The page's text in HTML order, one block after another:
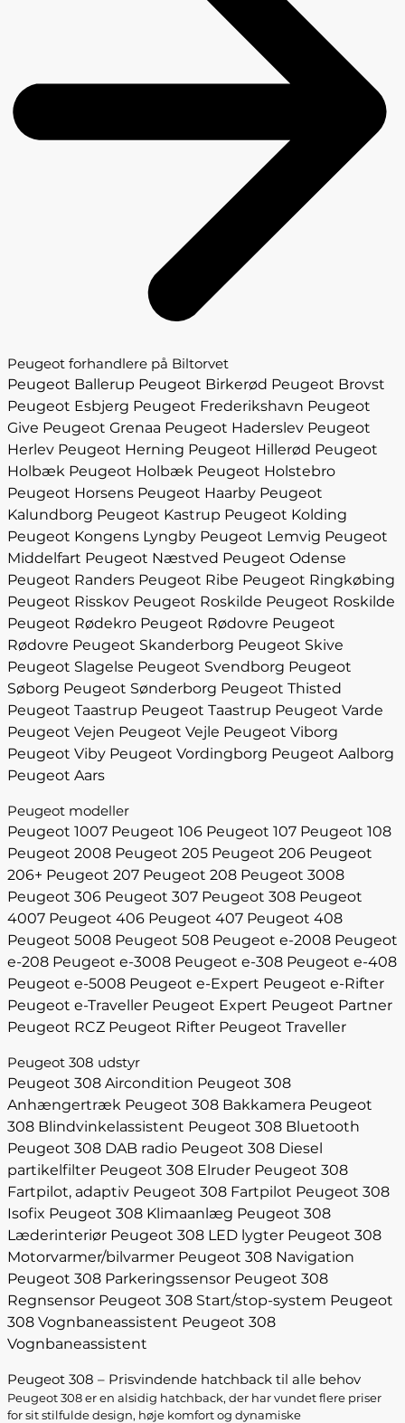
Peugeot forhandlere på Biltorvet
Peugeot Ballerup Peugeot Birkerød Peugeot Brovst
Peugeot Esbjerg Peugeot Frederikshavn Peugeot
Give Peugeot Grenaa Peugeot Haderslev Peugeot
Herlev Peugeot Herning Peugeot Hillerød Peugeot
Holbæk Peugeot Holbæk Peugeot Holstebro
Peugeot Horsens Peugeot Haarby Peugeot
Kalundborg Peugeot Kastrup Peugeot Kolding
Peugeot Kongens Lyngby Peugeot Lemvig Peugeot
Middelfart Peugeot Næstved Peugeot Odense
Peugeot Randers Peugeot Ribe Peugeot Ringkøbing
Peugeot Risskov Peugeot Roskilde Peugeot Roskilde
Peugeot Rødekro Peugeot Rødovre Peugeot
Rødovre Peugeot Skanderborg Peugeot Skive
Peugeot Slagelse Peugeot Svendborg Peugeot
Søborg Peugeot Sønderborg Peugeot Thisted
Peugeot Taastrup Peugeot Taastrup Peugeot Varde
Peugeot Vejen Peugeot Vejle Peugeot Viborg
Peugeot Viby Peugeot Vordingborg Peugeot Aalborg
Peugeot Aars
Peugeot modeller
Peugeot 1007 Peugeot 106 Peugeot 107 Peugeot 108
Peugeot 2008 Peugeot 205 Peugeot 206 Peugeot
206+ Peugeot 207 Peugeot 208 Peugeot 3008
Peugeot 306 Peugeot 307 Peugeot 308 Peugeot
4007 Peugeot 406 Peugeot 407 Peugeot 408
Peugeot 5008 Peugeot 508 Peugeot e-2008 Peugeot
e-208 Peugeot e-3008 Peugeot e-308 Peugeot e-408
Peugeot e-5008 Peugeot e-Expert Peugeot e-Rifter
Peugeot e-Traveller Peugeot Expert Peugeot Partner
Peugeot RCZ Peugeot Rifter Peugeot Traveller
Peugeot 308 udstyr
Peugeot 308 Aircondition Peugeot 308
Anhængertræk Peugeot 308 Bakkamera Peugeot
308 Blindvinkelassistent Peugeot 308 Bluetooth
Peugeot 308 DAB radio Peugeot 308 Diesel
partikelfilter Peugeot 308 Elruder Peugeot 308
Fartpilot, adaptiv Peugeot 308 Fartpilot Peugeot 308
Isofix Peugeot 308 Klimaanlæg Peugeot 308
Læderinteriør Peugeot 308 LED lygter Peugeot 308
Motorvarmer/bilvarmer Peugeot 308 Navigation
Peugeot 308 Parkeringssensor Peugeot 308
Regnsensor Peugeot 308 Start/stop-system Peugeot
308 Vognbaneassistent Peugeot 308
Vognbaneassistent
Peugeot 308 – Prisvindende hatchback til alle behov
Peugeot 308 er en alsidig hatchback, der har vundet flere priser
for sit stilfulde design, høje komfort og dynamiske